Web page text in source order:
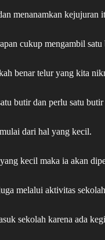
menanamkan
cukup mengambil
benar telur yang kita
butir dan perlu satu
dari hal yang kecil.
kecil maka ia akan
melalui aktivitas
sekolah karena ada